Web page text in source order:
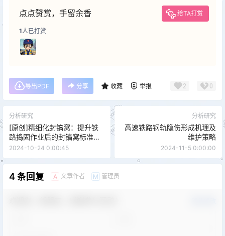
点点赞赏，手留余香 给TA打赏
1人已打赏
导出PDF 分享 收藏 举报 2 0
分析研究
[原创]精细化封镐窝：提升铁
路捣固作业后的封镐窝标准、
技巧与效率提升
2024-10-24 0:00:45
分析研究
高速铁路钢轨隐伤形成机理及
维护策略
2024-11-5 0:00:00
4 条回复 A 文章作者 M 管理员